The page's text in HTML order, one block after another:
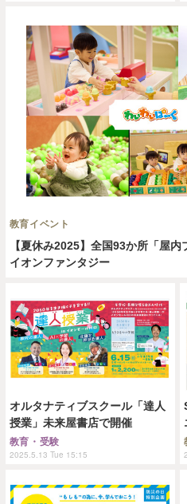
【夏休み2025】全国93か所「屋
イオンファンタジー
教育イベント
オルタナティブスクール「達人
授業」未来屋書店で開催
教育・受験
2025.5.13 Tue 15:15